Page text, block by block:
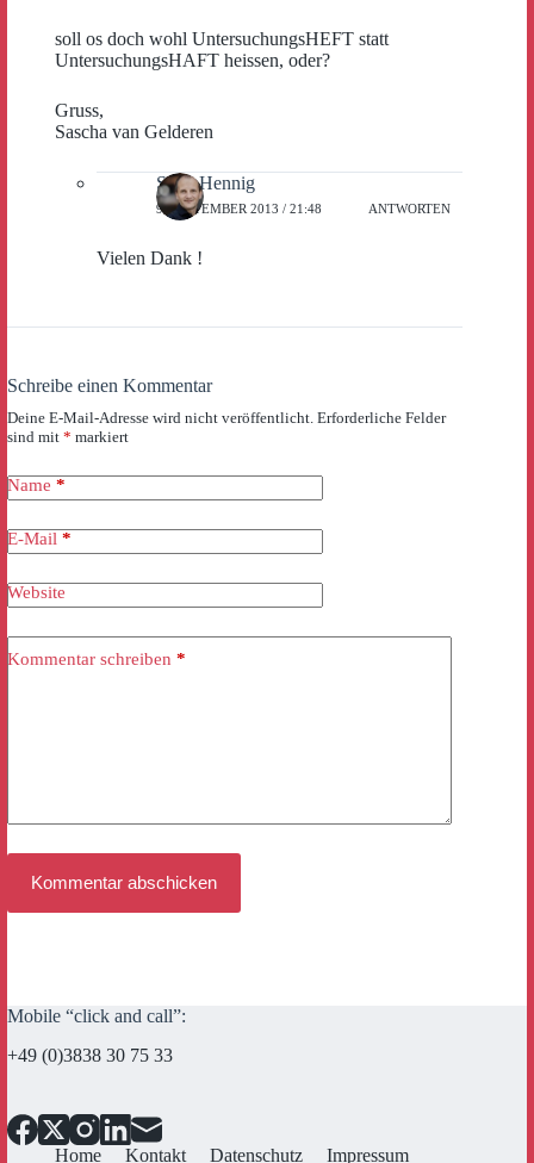
soll os doch wohl UntersuchungsHEFT statt
UntersuchungsHAFT heissen, oder?
Gruss,
Sascha van Gelderen
Sven Hennig
9. SEPTEMBER 2013 / 21:48 ANTWORTEN
Vielen Dank !
Schreibe einen Kommentar
Deine E-Mail-Adresse wird nicht veröffentlicht. Erforderliche Felder
sind mit * markiert
Name *
E-Mail *
Website
Kommentar schreiben *
Kommentar abschicken
Mobile “click and call”:
+49 (0)3838 30 75 33
Home Kontakt Datenschutz Impressum